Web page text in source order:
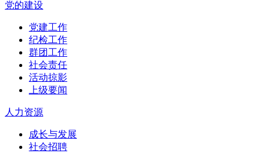
党的建设
党建工作
纪检工作
群团工作
社会责任
活动掠影
上级要闻
人力资源
成长与发展
社会招聘